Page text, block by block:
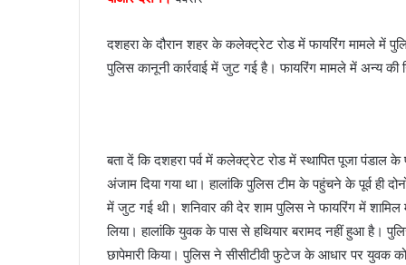
i
l
दशहरा के दौरान शहर के कलेक्ट्रेट रोड में फायरिंग मामले में
पुलिस कानूनी कार्रवाई में जुट गई है। फायरिंग मामले में अन्य की
बता दें कि दशहरा पर्व में कलेक्ट्रेट रोड में स्थापित पूजा पंडाल के
अंजाम दिया गया था। हालांकि पुलिस टीम के पहुंचने के पूर्व
में जुट गई थी। शनिवार की देर शाम पुलिस ने फायरिंग में
लिया। हालांकि युवक के पास से हथियार बरामद नहीं हुआ है।
छापेमारी किया। पुलिस ने सीसीटीवी फुटेज के आधार पर युवक